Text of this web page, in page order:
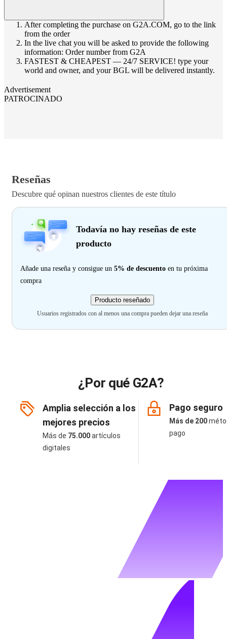
After completing the purchase on G2A.COM, go to the link
from the order
In the live chat you will be asked to provide the following
information: Order number from G2A
FASTEST & CHEAPEST — 24/7 SERVICE! type your
world and owner, and your BGL will be delivered instantly.
Advertisement
PATROCINADO
Reseñas
Descubre qué opinan nuestros clientes de este título
Todavía no hay reseñas de este
producto
Añade una reseña y consigue un 5% de descuento en tu próxima
compra
Producto reseñado
Usuarios registrados con al menos una compra pueden dejar una reseña
¿Por qué G2A?
Amplia selección a los
mejores precios
Más de 75.000artículos
digitales
Pago seguro
Más de 200
pago